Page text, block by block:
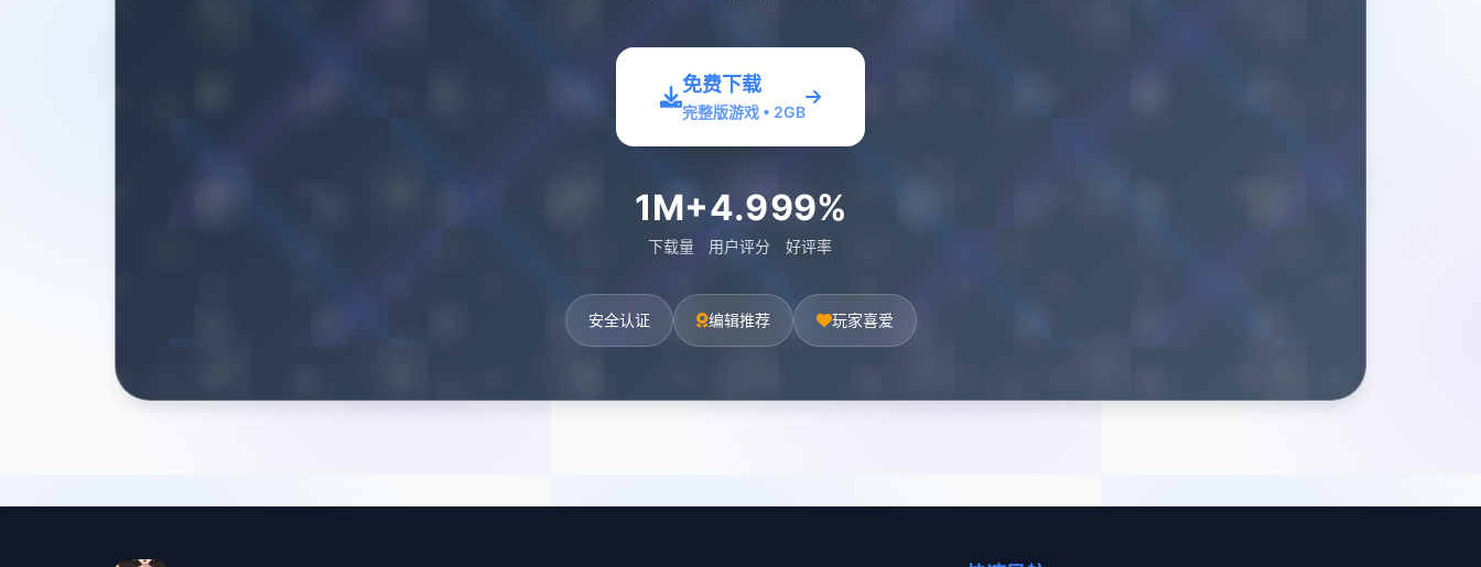
免费下载
完整版游戏 • 2GB
1M+
下载量
4.9
用户评分
99%
好评率
安全认证 编辑推荐 玩家喜爱